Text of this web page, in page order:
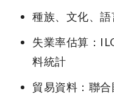
種族、文化、
失業率估算：
料統計
貿易資料：聯